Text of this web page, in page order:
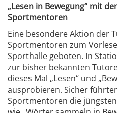
„Lesen in Bewegung“ mit
Sportmentoren
Eine besondere Aktion der
Sportmentoren zum
Sporthalle geboten. In
zur bisher bekannten
dieses Mal „Lesen“ und
ausprobieren. Sicher
Sportmentoren die